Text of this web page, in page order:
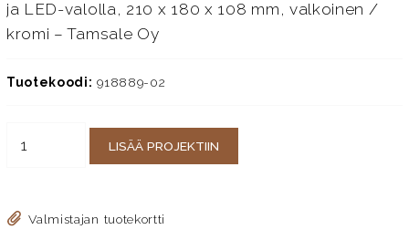
ja LED-valolla, 210 x 180 x 108 mm, valkoinen /
kromi – Tamsale Oy
Tuotekoodi: 918889-02
LISÄÄ PROJEKTIIN
Valmistajan tuotekortti